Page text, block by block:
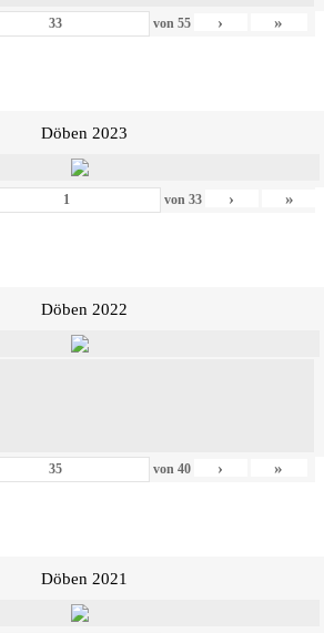
von 55 › »
Döben 2023
von 33 › »
Döben 2022
von 40 › »
Döben 2021